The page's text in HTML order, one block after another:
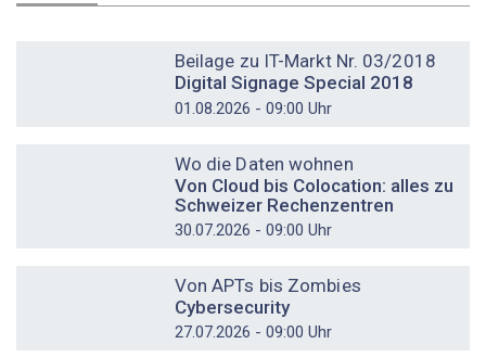
Beilage zu IT-Markt Nr. 03/2018
Digital Signage Special 2018
01.08.2026 - 09:00 Uhr
Wo die Daten wohnen
Von Cloud bis Colocation: alles zu
Schweizer Rechenzentren
30.07.2026 - 09:00 Uhr
Von APTs bis Zombies
Cybersecurity
27.07.2026 - 09:00 Uhr